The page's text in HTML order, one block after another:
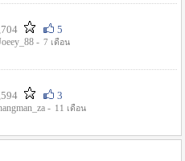
5
- 7 เดือน
3
- 11 เดือน